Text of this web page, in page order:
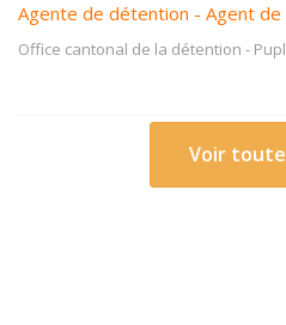
Agente de détention - Agent
Office cantonal de la détention -
Voir